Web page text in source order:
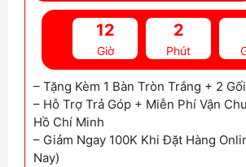
9,500,000₫.là:
12
Giờ
2
Phút
– Tặng Kèm 1 Bàn Tròn Trắng + 2
– Hỗ Trợ Trả Góp + Miễn Phí Vận
Hồ Chí Minh
– Giảm Ngay 100K Khi Đặt Hàng
Nay)